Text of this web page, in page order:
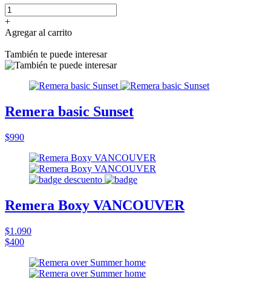
+
Agregar al carrito
También te puede interesar
Remera basic Sunset
$990
Remera Boxy VANCOUVER
$1.090
$400